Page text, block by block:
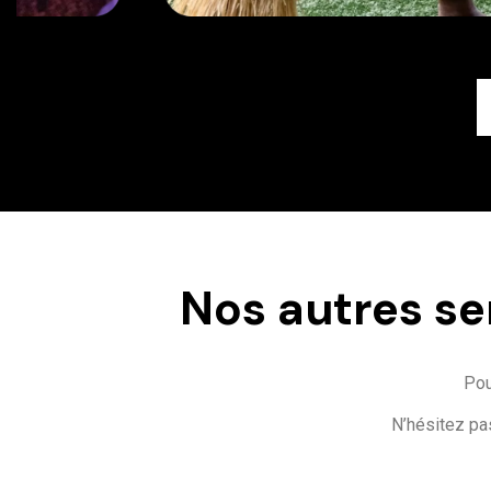
Nos autres
N’hésitez